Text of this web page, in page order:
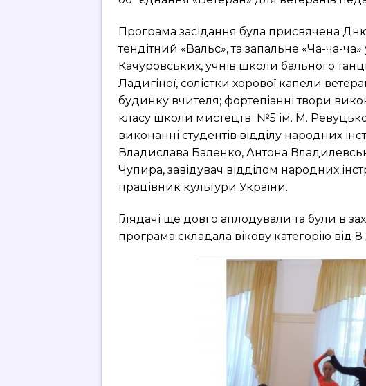
Програма засідання була присвячена Дню
тендітний «Вальс», та запальне «Ча-ча-
Качуровських, учнів школи бального
Ладигіної, солістки хорової капели
будинку вчителя; фортепіанні твори
класу школи мистецтв №5 ім. М.
виконанні студентів відділу народних
Владислава Баленко, Антона
Чупира, завідувач відділом народних
працівник культури України.
Глядачі ще довго аплодували та були в
програма складала вікову категорію від